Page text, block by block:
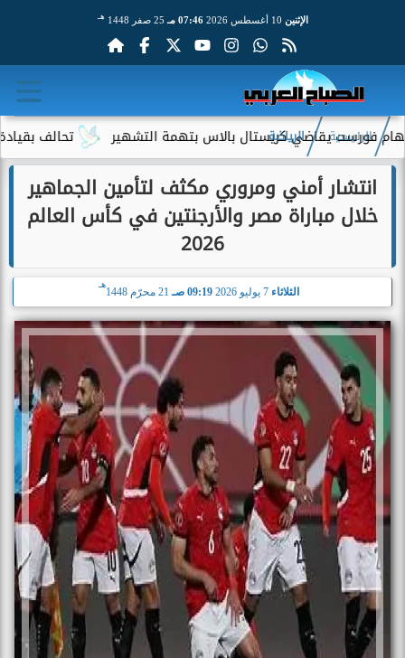
الإثنين 07:46 مـ 25 صفر 1448 هـ
تحالف بقيادة جيف يقاضي كريستال بالاس بتهمة التشهير
الرئيسية الرياضة
انتشار أمني ومروري مكثف لتأمين الجماهير
خلال مباراة مصر والأرجنتين في كأس العالم
2026
الثلاثاء 09:19 صـ 21 محرّم 1448
هـ